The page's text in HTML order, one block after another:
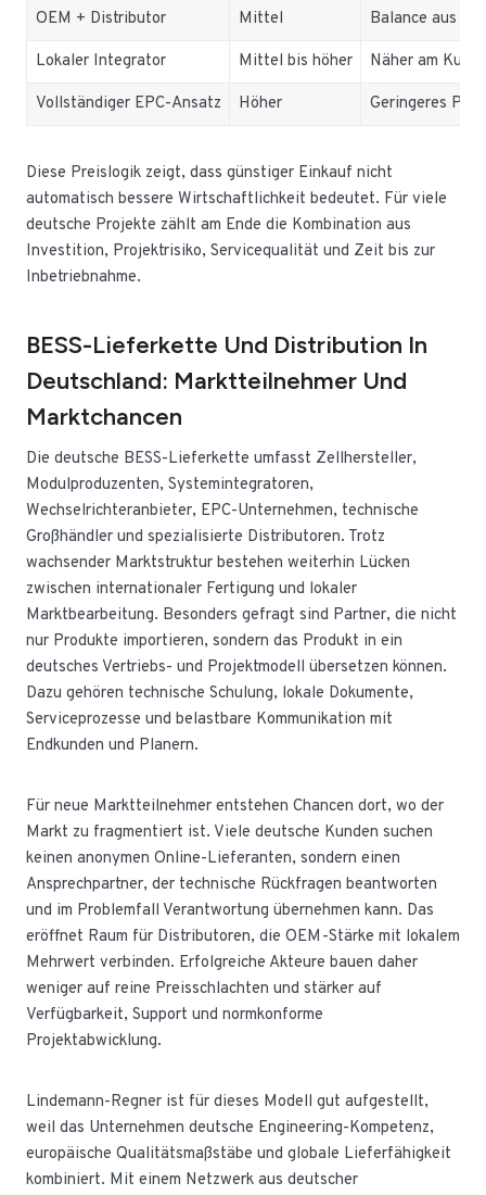
OEM + Distributor Mittel Balance aus
Lokaler Integrator Mittel bis höher Näher am
Vollständiger EPC-Ansatz Höher Geringeres
Diese Preislogik zeigt, dass günstiger Einkauf nicht
automatisch bessere Wirtschaftlichkeit bedeutet. Für viele
deutsche Projekte zählt am Ende die Kombination aus
Investition, Projektrisiko, Servicequalität und Zeit bis zur
Inbetriebnahme.
BESS-Lieferkette Und Distribution In
Deutschland: Marktteilnehmer Und
Marktchancen
Die deutsche BESS-Lieferkette umfasst Zellhersteller,
Modulproduzenten, Systemintegratoren,
Wechselrichteranbieter, EPC-Unternehmen, technische
Großhändler und spezialisierte Distributoren. Trotz
wachsender Marktstruktur bestehen weiterhin Lücken
zwischen internationaler Fertigung und lokaler
Marktbearbeitung. Besonders gefragt sind Partner, die nicht
nur Produkte importieren, sondern das Produkt in ein
deutsches Vertriebs- und Projektmodell übersetzen können.
Dazu gehören technische Schulung, lokale Dokumente,
Serviceprozesse und belastbare Kommunikation mit
Endkunden und Planern.
Für neue Marktteilnehmer entstehen Chancen dort, wo der
Markt zu fragmentiert ist. Viele deutsche Kunden suchen
keinen anonymen Online-Lieferanten, sondern einen
Ansprechpartner, der technische Rückfragen beantworten
und im Problemfall Verantwortung übernehmen kann. Das
eröffnet Raum für Distributoren, die OEM-Stärke mit lokalem
Mehrwert verbinden. Erfolgreiche Akteure bauen daher
weniger auf reine Preisschlachten und stärker auf
Verfügbarkeit, Support und normkonforme
Projektabwicklung.
Lindemann-Regner ist für dieses Modell gut aufgestellt,
weil das Unternehmen deutsche Engineering-Kompetenz,
europäische Qualitätsmaßstäbe und globale Lieferfähigkeit
kombiniert. Mit einem Netzwerk aus deutscher